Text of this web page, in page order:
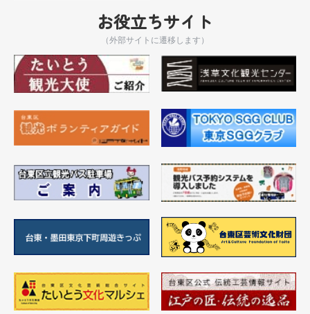
お役立ちサイト
（外部サイトに遷移します）